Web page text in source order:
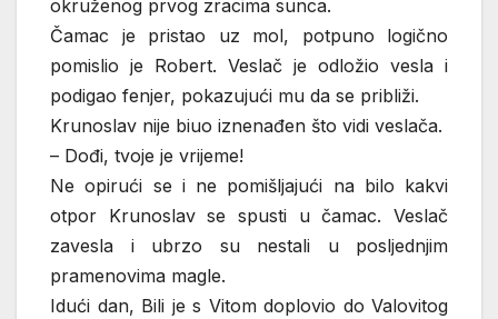
okruženog prvog zracima sunca.
Čamac je pristao uz mol, potpuno logično
pomislio je Robert. Veslač je odložio vesla i
podigao fenjer, pokazujući mu da se približi.
Krunoslav nije biuo iznenađen što vidi veslača.
– Dođi, tvoje je vrijeme!
Ne opirući se i ne pomišljajući na bilo kakvi
otpor Krunoslav se spusti u čamac. Veslač
zavesla i ubrzo su nestali u posljednjim
pramenovima magle.
Idući dan, Bili je s Vitom doplovio do Valovitog